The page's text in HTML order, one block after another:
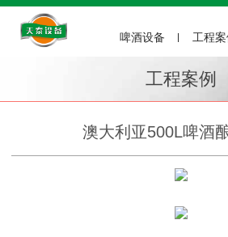
啤酒设备 工程案
工程案例
澳大利亚500L啤酒